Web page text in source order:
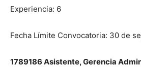
Experiencia: 6
Fecha Límite Convocatoria: 30 de
1789186 Asistente, Gerencia